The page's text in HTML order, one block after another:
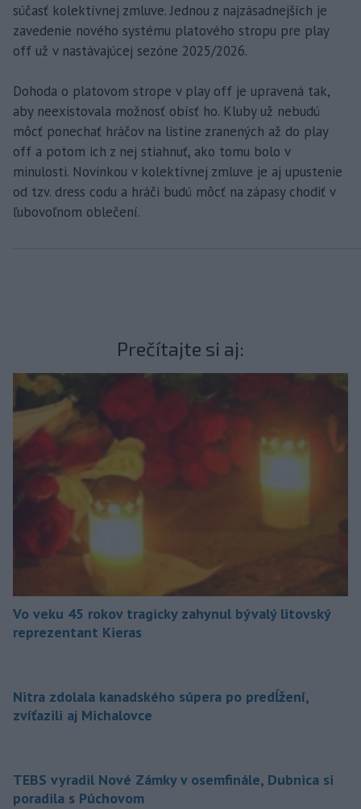
súčasť kolektívnej zmluve. Jednou z najzásadnejších je
zavedenie nového systému platového stropu pre play
off už v nastávajúcej sezóne 2025/2026.
Dohoda o platovom strope v play off je upravená tak,
aby neexistovala možnosť obísť ho. Kluby už nebudú
môcť ponechať hráčov na listine zranených až do play
off a potom ich z nej stiahnuť, ako tomu bolo v
minulosti. Novinkou v kolektívnej zmluve je aj upustenie
od tzv. dress codu a hráči budú môcť na zápasy chodiť v
ľubovoľnom oblečení.
Prečítajte si aj:
Vo veku 45 rokov tragicky zahynul bývalý litovský
reprezentant Kieras
Nitra zdolala kanadského súpera po predĺžení,
zvíťazili aj Michalovce
TEBS vyradil Nové Zámky v osemfinále, Dubnica si
poradila s Púchovom